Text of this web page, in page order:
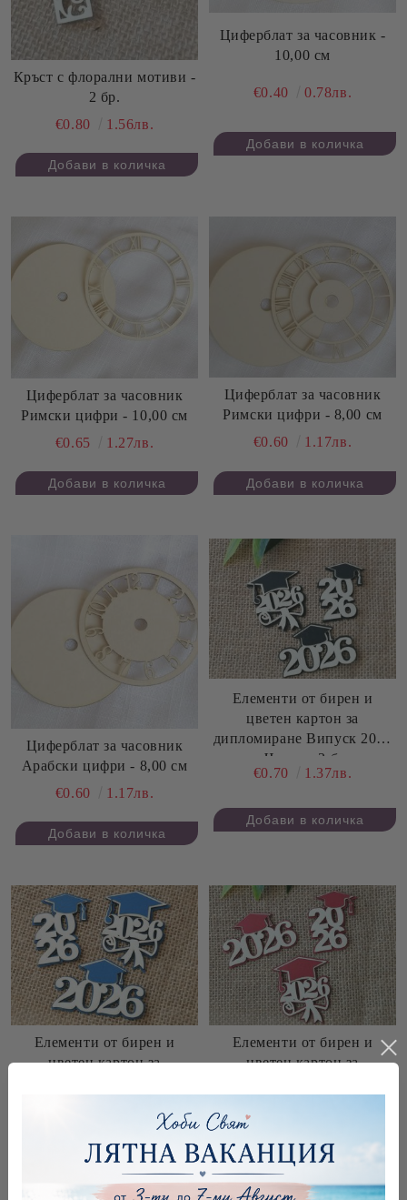
Кръст с флорални мотиви -
2 бр.
€0.80
1.56лв.
Циферблат за часовник -
10,00 см
€0.40 0.78лв.
Циферблат за часовник
Римски цифри - 10,00 см
€0.65
1.27лв.
Циферблат за часовник
Римски цифри - 8,00 см
€0.60
1.17лв.
Циферблат за часовник
Арабски цифри - 8,00 см
€0.60
1.17лв.
Елементи от бирен и
цветен картон за
дипломиране Випуск 2026
- Черно - 3 бр.
€0.70
1.37лв.
Елементи от бирен и
цветен картон за
Елементи от бирен и
цветен картон за